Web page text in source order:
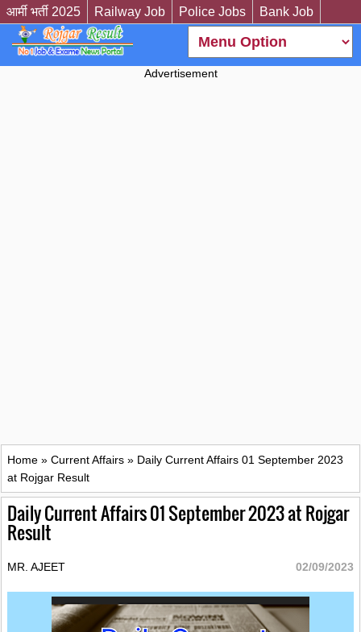
आर्मी भर्ती 2025 Railway Job Police Jobs Bank Job
Advertisement
Home » Current Affairs » Daily Current Affairs 01 September 2023
at Rojgar Result
Daily Current Affairs 01 September 2023 at Rojgar
Result
MR. AJEET 02/09/2023